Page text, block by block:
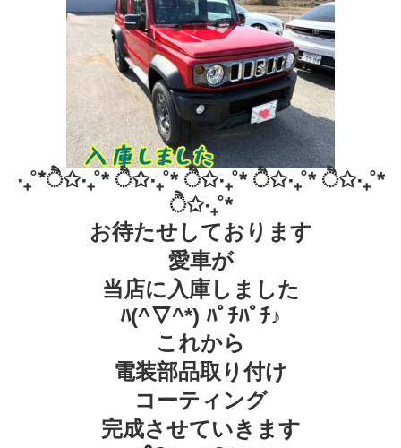
‧₊˚*ੈ✩‧₊˚* ੈ✩‧₊˚* ੈ✩‧₊˚* ੈ✩‧₊˚* ੈ✩‧₊˚*
ੈ✩‧₊˚*
お待たせしております
愛車が
当店に入庫しました
ﾊ(^▽^*) ﾊﾟﾁﾊﾟﾁ♪
これから
電装部品取り付け
コーティング
完成させていきます